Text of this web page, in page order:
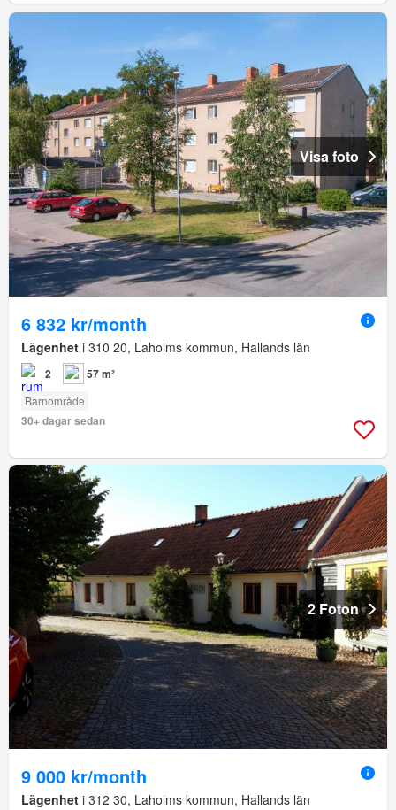
Visa foto
6 832 kr/month
Lägenhet i 310 20, Laholms kommun, Hallands län
2 57 m²
Barnområde
30+ dagar sedan
2 Foton
9 000 kr/month
Lägenhet i 312 30, Laholms kommun, Hallands län